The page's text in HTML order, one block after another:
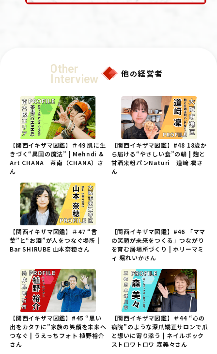
Other
Interview 他の経営者
【関西イキザマ図鑑】＃49 肌に生
きづく“異国の魔法” | Mehndi &
Art CHANA 茶南（CHANA）さ
ん
【関西イキザマ図鑑】#48 18歳か
ら届ける“やさしい食”の輪 | 麹と
甘酒米粉パンNaturi 道﨑 凜さ
ん
【関西イキザマ図鑑】＃47 “言
葉”と“お酒”が人をつなぐ場所 |
Bar SHIRUBE 山本奈穂さん
【関西イキザマ図鑑】#46 「ママ
の笑顔が未来をつくる」つながり
を育む居場所づくり | ホリーマミ
ィ 堀れいかさん
【関西イキザマ図鑑】#45 “思い
出をカタチに”家族の笑顔を未来へ
つなぐ | うえっちフォト 植野裕介
さん
【関西イキザマ図鑑】＃44 “心の
病院”のような深爪矯正サロンで爪
と想いに寄り添う | ネイルボック
ストロワトロワ 森美々さん